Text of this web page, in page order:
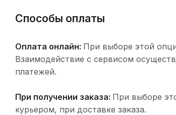
Способы оплаты
Оплата онлайн: При выборе этой
Взаимодействие с сервисом
платежей.
При получении заказа: При выборе
курьером, при доставке заказа.